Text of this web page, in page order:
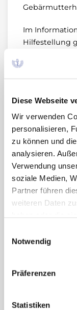
Diese Webseite
Wir verwenden
personalisieren,
zu können und
analysieren.
Verwendung
soziale Medien,
Partner führen
weiteren Daten
Cookies, wenn
Notwendig
Präferenzen
Statistiken
Im
Hilfestellung
eine
identifiziert
dürfen nicht
November
Links
Anmeldung